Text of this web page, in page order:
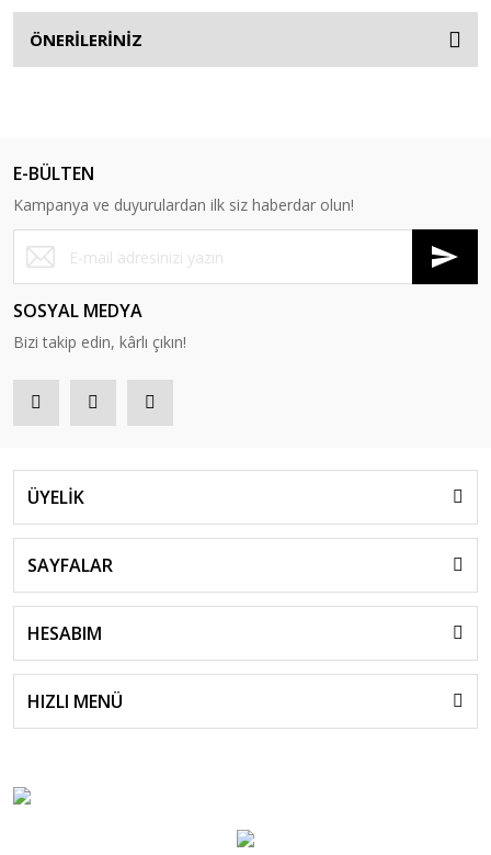
ÖNERİLERİNİZ
E-BÜLTEN
Kampanya ve duyurulardan ilk siz haberdar olun!
SOSYAL MEDYA
Bizi takip edin, kârlı çıkın!
ÜYELİK
SAYFALAR
HESABIM
HIZLI MENÜ